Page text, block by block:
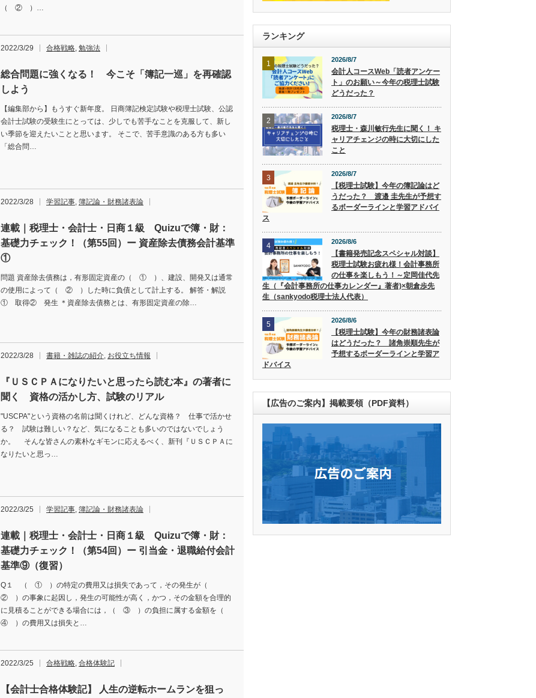
（ ② ）…
2022/3/29 合格戦略, 勉強法
総合問題に強くなる！ 今こそ「簿記一巡」を再確認
しよう
【編集部から】もうすぐ新年度。 日商簿記検定試験や税理士試験、公認
会計士試験の受験生にとっては、少しでも苦手なことを克服して、新し
い季節を迎えたいことと思います。 そこで、苦手意識のある方も多い
「総合問…
2022/3/28 学習記事, 簿記論・財務諸表論
連載｜税理士・会計士・日商１級 Quizuで簿・財：
基礎力チェック！（第55回）ー 資産除去債務会計基準
①
問題 資産除去債務は，有形固定資産の（ ① ）、建設、開発又は通常
の使用によって（ ② ）した時に負債として計上する。 解答・解説
① 取得② 発生 ＊資産除去債務とは、有形固定資産の除…
2022/3/28 書籍・雑誌の紹介, お役立ち情報
『ＵＳＣＰＡになりたいと思ったら読む本』の著者に
聞く 資格の活かし方、試験のリアル
"USCPA"という資格の名前は聞くけれど、どんな資格？ 仕事で活かせ
る？ 試験は難しい？など、気になることも多いのではないでしょう
か。 そんな皆さんの素朴なギモンに応えるべく、新刊『ＵＳＣＰＡに
なりたいと思っ…
2022/3/25 学習記事, 簿記論・財務諸表論
連載｜税理士・会計士・日商１級 Quizuで簿・財：
基礎力チェック！（第54回）ー 引当金・退職給付会計
基準⑨（復習）
Q１ （ ① ）の特定の費用又は損失であって，その発生が（
② ）の事象に起因し，発生の可能性が高く，かつ，その金額を合理的
に見積ることができる場合には，（ ③ ）の負担に属する金額を（
④ ）の費用又は損失と…
2022/3/25 合格戦略, 合格体験記
【会計士合格体験記】 人生の逆転ホームランを狙っ
ランキング
1 2026/8/7
会計人コースWeb「読者アンケー
ト」のお願い～今年の税理士試験
どうだった？
2 2026/8/7
税理士・森川敏行先生に聞く！ キ
ャリアチェンジの時に大切にした
こと
3 2026/8/7
【税理士試験】今年の簿記論はど
うだった？ 渡邉 圭先生が予想す
るボーダーラインと学習アドバイ
ス
4 2026/8/6
【書籍発売記念スペシャル対談】
税理士試験お疲れ様！会計事務所
の仕事を楽しもう！～定岡佳代先
生（『会計事務所の仕事カレンダー』著者)×朝倉歩先
生（sankyodo税理士法人代表）
5 2026/8/6
【税理士試験】今年の財務諸表論
はどうだった？ 諸角崇順先生が
予想するボーダーラインと学習ア
ドバイス
【広告のご案内】掲載要領（PDF資料）